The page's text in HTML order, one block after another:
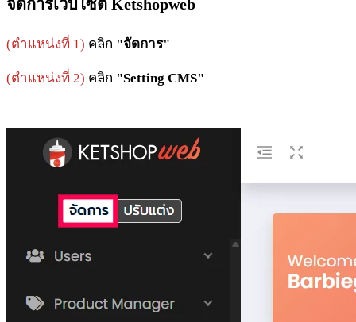
จัดการเว็บไซต์ Ketshopweb
(ตำแหน่งที่ 1) คลิก "จัดการ"
(ตำแหน่งที่ 2) คลิก "Setting CMS"